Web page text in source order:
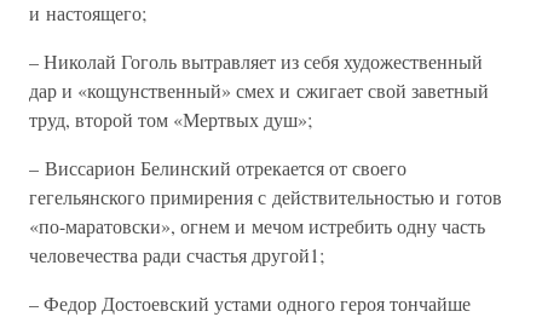
и настоящего;
– Николай Гоголь вытравляет из себя художественный
дар и «кощунственный» смех и сжигает свой заветный
труд, второй том «Мертвых душ»;
– Виссарион Белинский отрекается от своего
гегельянского примирения с действительностью и готов
«по-маратовски», огнем и мечом истребить одну часть
человечества ради счастья другой1;
– Федор Достоевский устами одного героя тончайше